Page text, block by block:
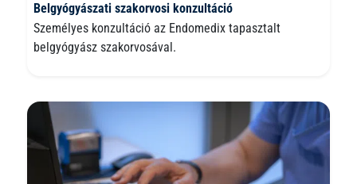
Belgyógyászati szakorvosi konzultáció
Személyes konzultáció az Endomedix tapasztalt
belgyógyász szakorvosával.